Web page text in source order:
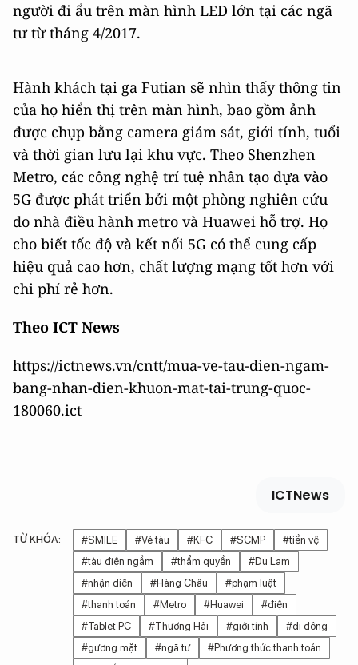
người đi ẩu trên màn hình LED lớn tại các ngã
tư từ tháng 4/2017.
Hành khách tại ga Futian sẽ nhìn thấy thông tin
của họ hiển thị trên màn hình, bao gồm ảnh
được chụp bằng camera giám sát, giới tính, tuổi
và thời gian lưu lại khu vực. Theo Shenzhen
Metro, các công nghệ trí tuệ nhân tạo dựa vào
5G được phát triển bởi một phòng nghiên cứu
do nhà điều hành metro và Huawei hỗ trợ. Họ
cho biết tốc độ và kết nối 5G có thể cung cấp
hiệu quả cao hơn, chất lượng mạng tốt hơn với
chi phí rẻ hơn.
Theo ICT News
https://ictnews.vn/cntt/mua-ve-tau-dien-ngam-
bang-nhan-dien-khuon-mat-tai-trung-quoc-
180060.ict
ICTNews
TỪ KHÓA: #SMILE #Vé tàu #KFC #SCMP
#tiền vệ
#tàu điện ngầm
#thẩm quyền
#Du Lam
#nhận diện
#Hàng Châu
#phạm luật
#thanh toán
#Metro #Huawei
#điện
#Tablet PC
#Thượng Hải #giới tính
#di động
#gương mặt
#ngã tư
#Phương thức thanh toán